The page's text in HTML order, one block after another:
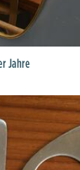
Jahre